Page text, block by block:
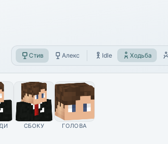
Стив Алекс Idle Ходьба
СБОКУ ГОЛОВА